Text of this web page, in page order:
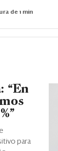
de 1 min
“En
para